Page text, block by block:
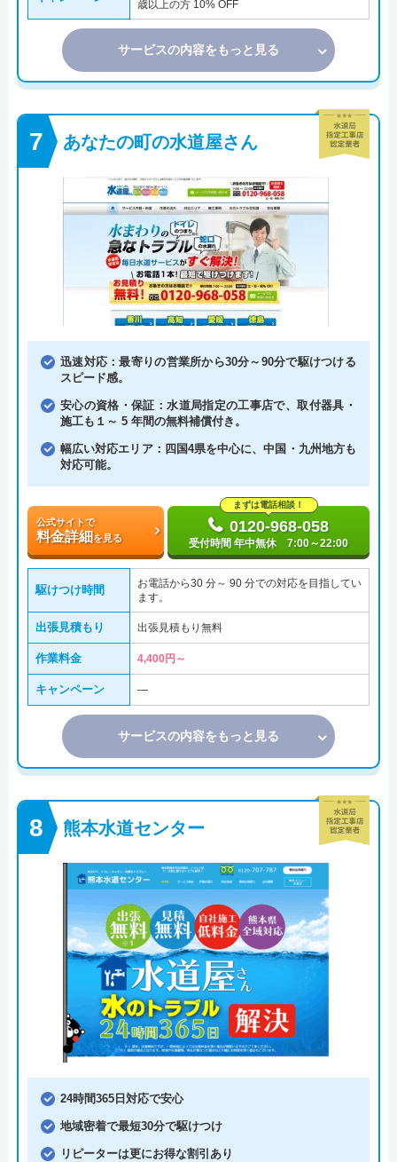
歳以上の方 10% OFF
サービスの内容をもっと見る
あなたの町の水道屋さん
迅速対応：最寄りの営業所から30分～90分で駆けつける
スピード感。
安心の資格・保証：水道局指定の工事店で、取付器具・
施工も１～ 5 年間の無料補償付き。
幅広い対応エリア：四国4県を中心に、中国・九州地方も
対応可能。
公式サイトで
料金詳細を見る
まずは電話相談！
0120-968-058
受付時間 年中無休 7:00～22:00
駆けつけ時間
お電話から30 分～ 90 分での対応を目指してい
ます。
出張見積もり 出張見積もり無料
作業料金 4,400円～
キャンペーン ―
サービスの内容をもっと見る
熊本水道センター
24時間365日対応で安心
地域密着で最短30分で駆けつけ
リピーターは更にお得な割引あり